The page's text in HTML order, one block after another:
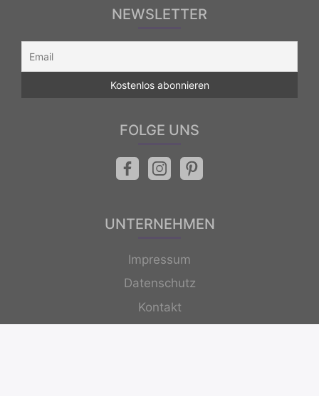
NEWSLETTER
FOLGE UNS
UNTERNEHMEN
Impressum
Datenschutz
Kontakt